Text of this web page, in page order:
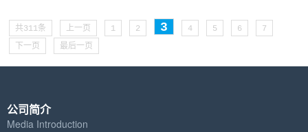
共311条 上一页 1 2 3 4 5 6
7
下一页
最后一页
公司简介
Media Introduction